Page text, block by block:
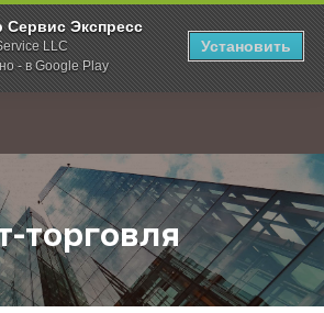
Сервис Экспресс
LLC
- в Google Play
Установить
Новости Интернет-торговля
торговля